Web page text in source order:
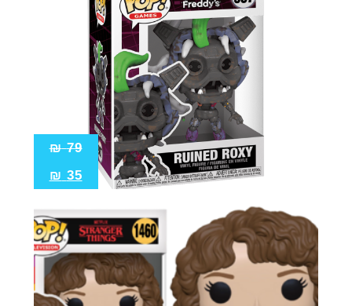
Pop! מבצע
79
₪
35
₪